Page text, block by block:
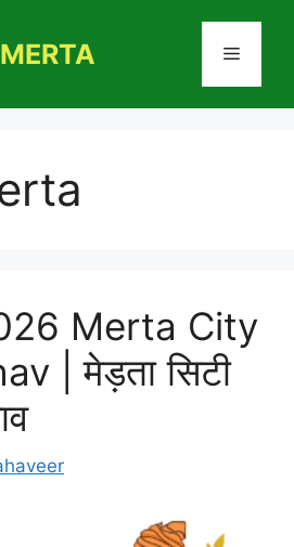
Menu
Merta City
| मेड़ता सिटी